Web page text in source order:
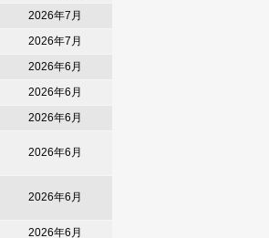
2026年7月
2026年7月
2026年6月
2026年6月
2026年6月
2026年6月
2026年6月
2026年6月